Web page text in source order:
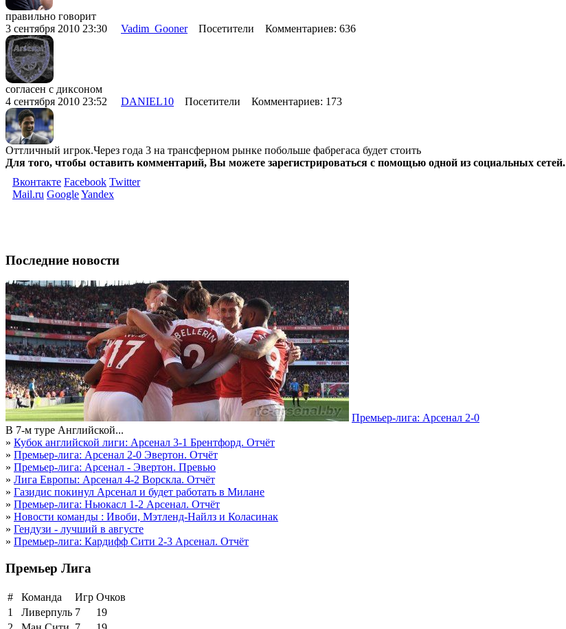
правильно говорит
3 сентября 2010 23:30 Vadim_GoonerПосетители Комментариев: 636
согласен с диксоном
4 сентября 2010 23:52 DANIEL10 Посетители Комментариев: 173
Оттличный игрок.Через года 3 на трансферном рынке побольше фабрегаса будет стоить
Для того, чтобы оставить комментарий, Вы можете зарегистрироваться с помощью одной из социальных сетей.
Вконтакте Facebook Twitter
Mail.ru GoogleYandex
Последние новости
Премьер-лига: Арсенал 2-0
В 7-м туре Английской...
» Кубок английской лиги: Арсенал 3-1 Брентфорд. Отчёт
» Премьер-лига: Арсенал 2-0 Эвертон. Отчёт
» Премьер-лига: Арсенал - Эвертон. Превью
» Лига Европы: Арсенал 4-2 Ворскла. Отчёт
» Газидис покинул Арсенал и будет работать в Милане
» Премьер-лига: Ньюкасл 1-2 Арсенал. Отчёт
» Новости команды : Ивоби, Мэтленд-Найлз и Коласинак
» Гендузи - лучший в августе
» Премьер-лига: Кардифф Сити 2-3 Арсенал. Отчёт
Премьер Лига
# Команда Игр Очков
1
Ливерпуль 7
19